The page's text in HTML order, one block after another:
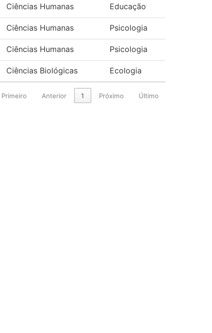
Ciências Humanas Educação
Ciências Humanas Psicologia
Ciências Humanas Psicologia
Ciências Biológicas Ecologia
Primeiro Anterior 1 Próximo Último